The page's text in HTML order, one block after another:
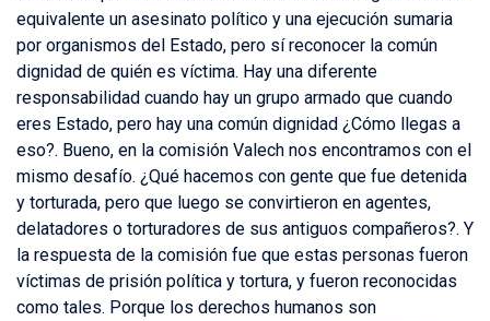
equivalente un asesinato político y una ejecución sumaria
por organismos del Estado, pero sí reconocer la común
dignidad de quién es víctima. Hay una diferente
responsabilidad cuando hay un grupo armado que cuando
eres Estado, pero hay una común dignidad ¿Cómo llegas a
eso?. Bueno, en la comisión Valech nos encontramos con el
mismo desafío. ¿Qué hacemos con gente que fue detenida
y torturada, pero que luego se convirtieron en agentes,
delatadores o torturadores de sus antiguos compañeros?. Y
la respuesta de la comisión fue que estas personas fueron
víctimas de prisión política y tortura, y fueron reconocidas
como tales. Porque los derechos humanos son